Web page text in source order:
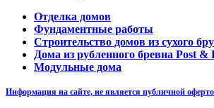
Отделка домов
Фундаментные работы
Строительство домов из сухого
Дома из рубленного бревна Post &
Модульные дома
Информация на сайте, не является публичной